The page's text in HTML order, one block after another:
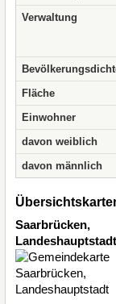
Verwaltung
Fläche
Einwohner
davon weiblich
davon männlich
Saarbrücken,
Landeshauptstadt